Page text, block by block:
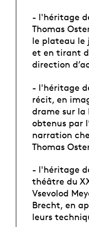
- l'héritage
Thomas
le plateau le
et en tirant
direction
- l'héritage
récit, en
drame sur la
obtenus par
narration
Thomas
- l'héritage
théâtre du
Vsevolod
Brecht, en
leurs